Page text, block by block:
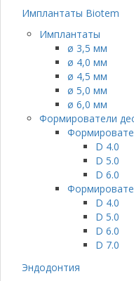
Имплантаты Biotem
Имплантаты
ø 3,5 мм
ø 4,0 мм
ø 4,5 мм
ø 5,0 мм
ø 6,0 мм
Формирователи
D 4.0
D 5.0
D 6.0
D 4.0
D 5.0
D 6.0
D 7.0
Эндодонтия